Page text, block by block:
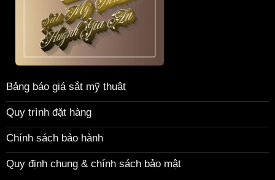
Bảng báo giá sắt mỹ thuật
Quy trình đặt hàng
Chính sách bảo hành
Quy định chung & chính sách bảo mật